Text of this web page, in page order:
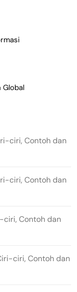
Global
ciri, Contoh dan
ciri, Contoh dan
ciri, Contoh dan
ciri, Contoh dan